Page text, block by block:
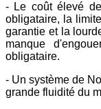
- Le coût élevé
obligataire, la
garantie et la
manque
obligataire.
- Un système de
grande fluidité du